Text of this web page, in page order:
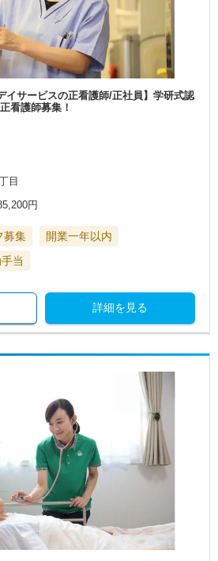
イサービスの正看護師/正社員】学研式認
看護師募集！
目
円
募集
開業一年以内
当
詳細を見る